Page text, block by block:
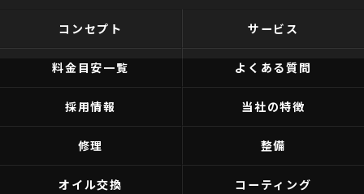
コンセプト サービス
料金目安一覧 よくある質問
採用情報 当社の特徴
修理 整備
オイル交換 コーティング